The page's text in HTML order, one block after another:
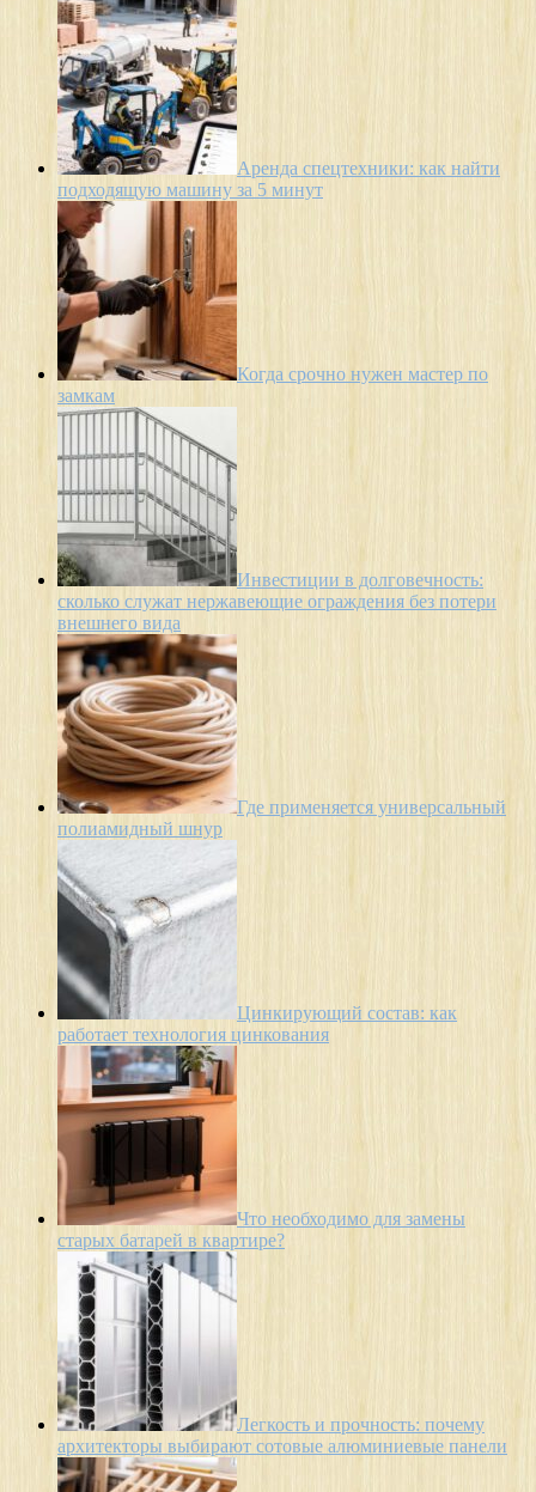
Аренда спецтехники: как найти
подходящую машину за 5 минут
Когда срочно нужен мастер по
замкам
Инвестиции в долговечность:
сколько служат нержавеющие ограждения без потери
внешнего вида
Где применяется универсальный
полиамидный шнур
Цинкирующий состав: как
работает технология цинкования
Что необходимо для замены
старых батарей в квартире?
Легкость и прочность: почему
архитекторы выбирают сотовые алюминиевые панели